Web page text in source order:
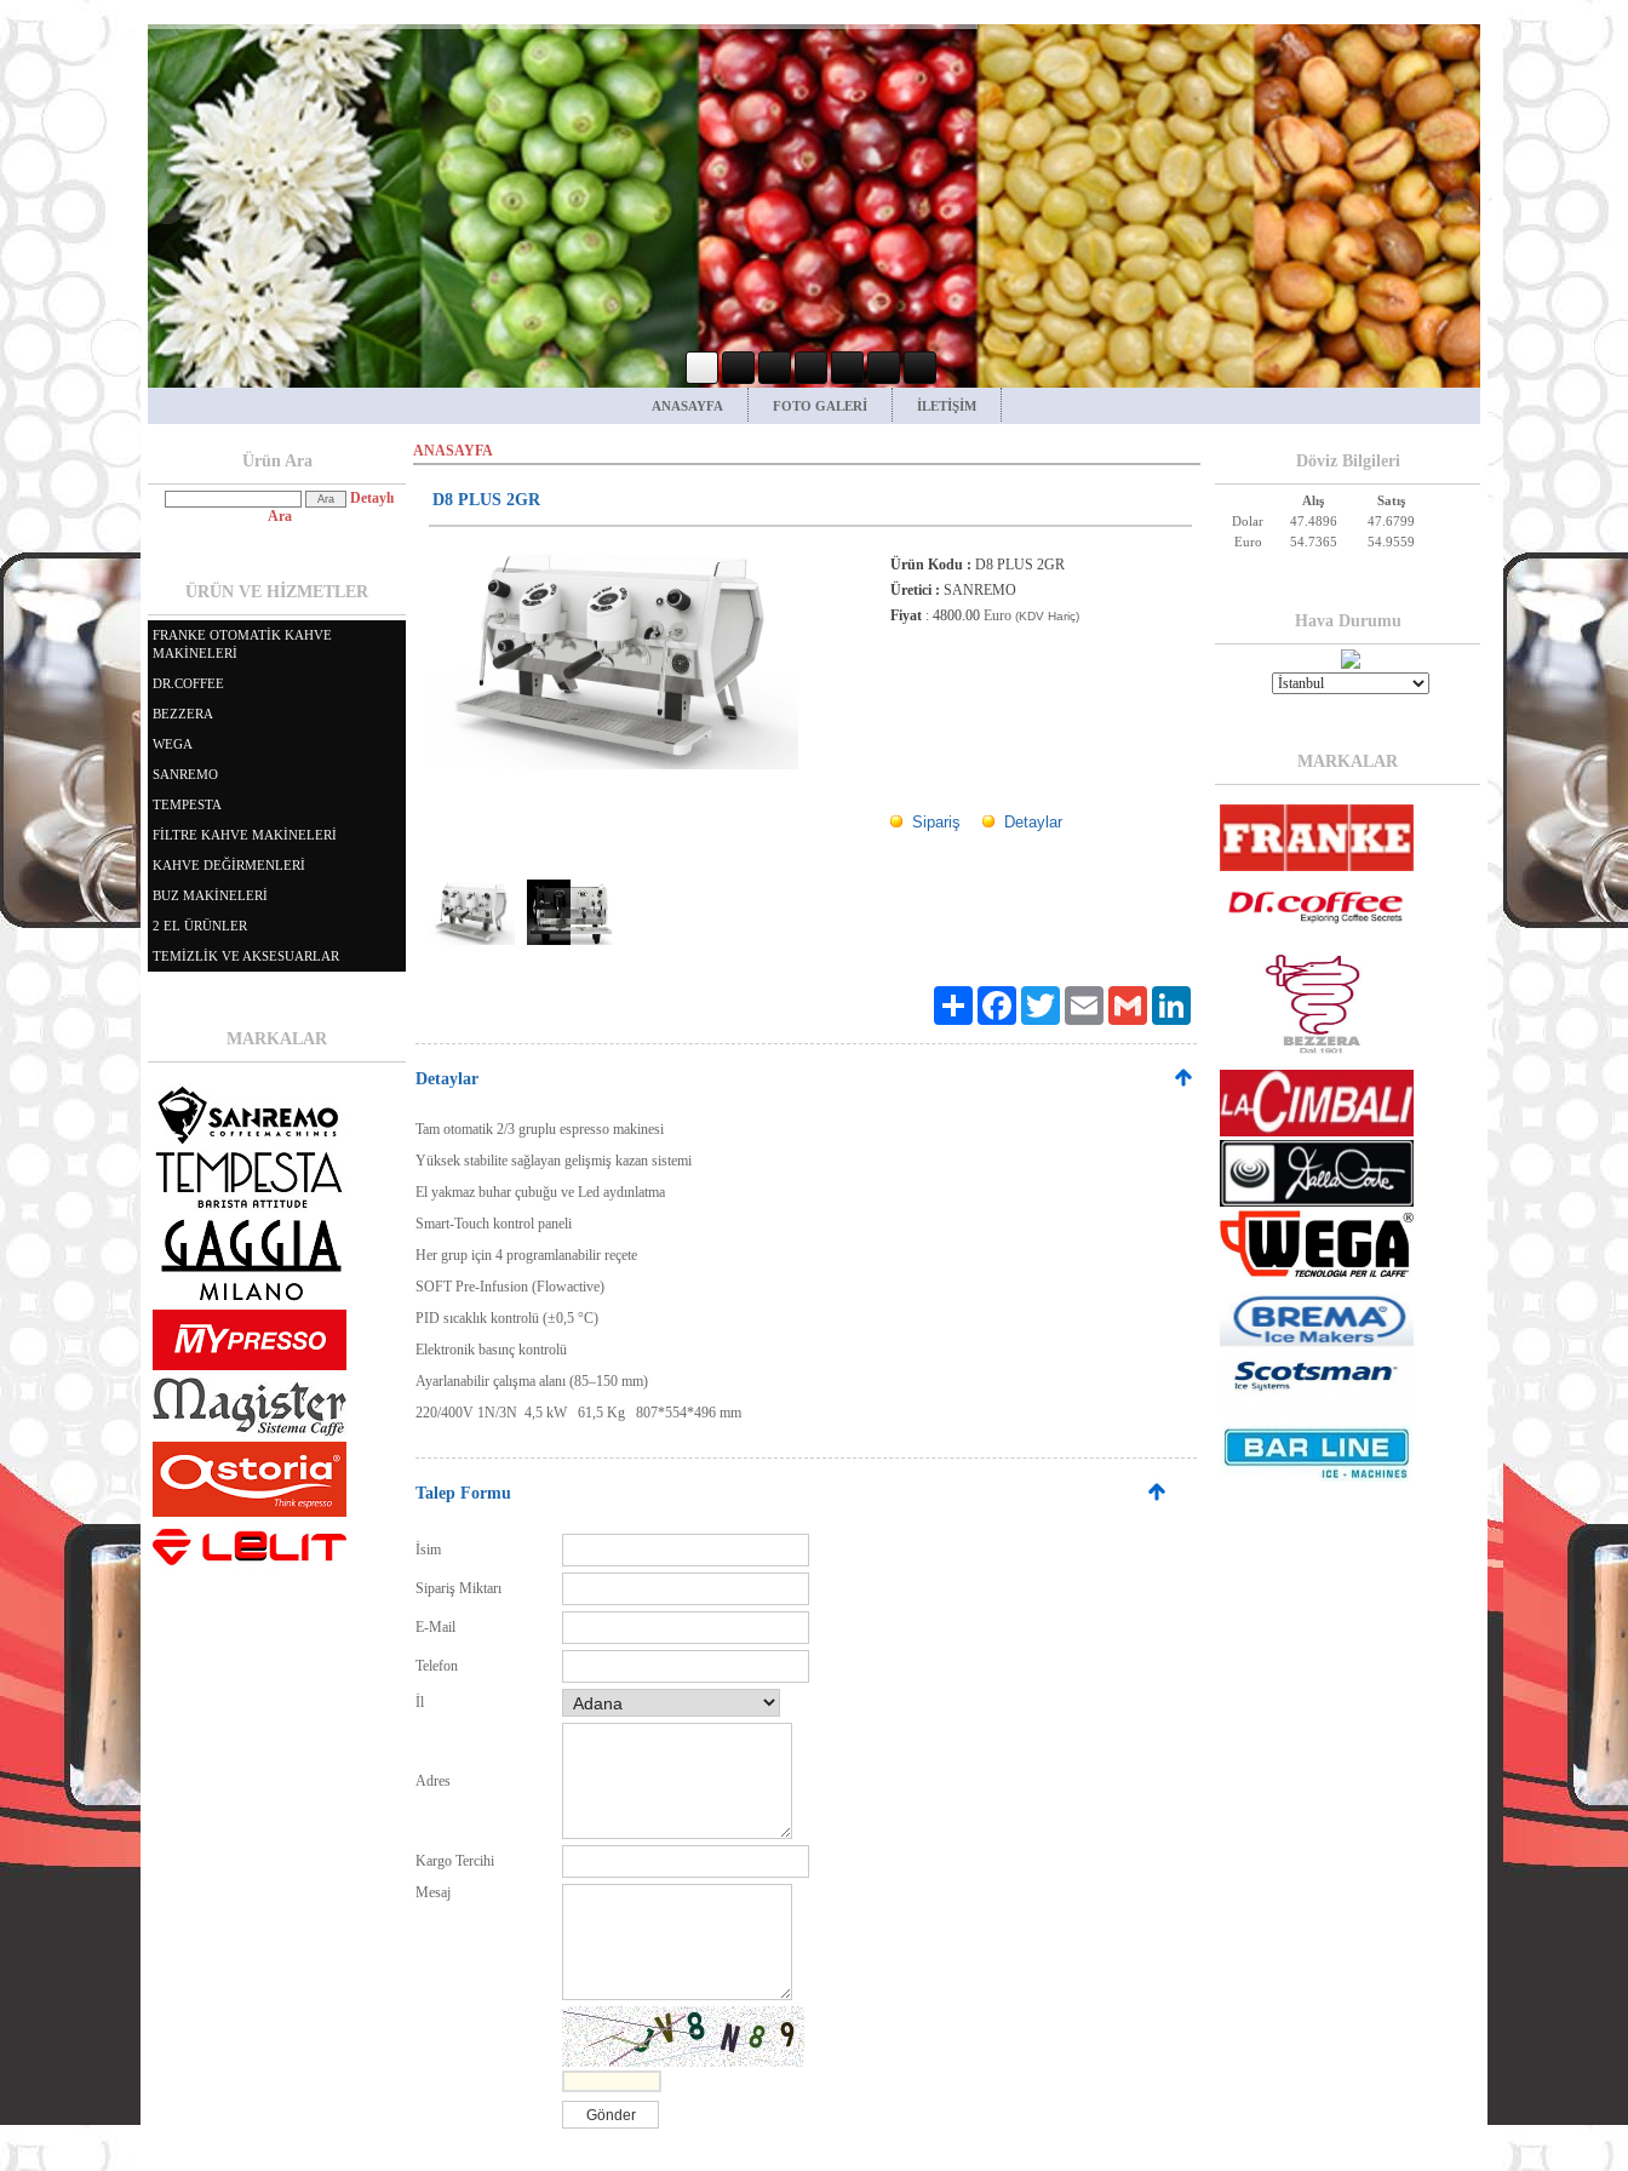
ANASAYFA FOTO GALERİ İLETİŞİM
Ürün Ara
Detaylı
Ara
ÜRÜN VE HİZMETLER
FRANKE OTOMATİK KAHVE
MAKİNELERİ
DR.COFFEE
BEZZERA
WEGA
SANREMO
TEMPESTA
FİLTRE KAHVE MAKİNELERİ
KAHVE DEĞİRMENLERİ
BUZ MAKİNELERİ
2 EL ÜRÜNLER
TEMİZLİK VE AKSESUARLAR
MARKALAR
ANASAYFA
D8 PLUS 2GR
Ürün Kodu : D8 PLUS 2GR
Üretici : SANREMO
Fiyat : 4800.00 Euro (KDV Hariç)
Sipariş Detaylar
Paylaş FacebookTwitter Email Gmail
Detaylar
Tam otomatik 2/3 gruplu espresso makinesi
Yüksek stabilite sağlayan gelişmiş kazan sistemi
El yakmaz buhar çubuğu ve Led aydınlatma
Smart-Touch kontrol paneli
Her grup için 4 programlanabilir reçete
SOFT Pre-Infusion (Flowactive)
PID sıcaklık kontrolü (±0,5 °C)
Elektronik basınç kontrolü
Ayarlanabilir çalışma alanı (85–150 mm)
220/400V 1N/3N 4,5 kW 61,5 Kg 807*554*496 mm
Talep Formu
İsim
Sipariş Miktarı
E-Mail
Telefon
İl
Adres
Kargo Tercihi
Mesaj
Döviz Bilgileri
Alış
Satış
Dolar
47.4896
47.6799
Euro
54.7365 54.9559
Hava Durumu
MARKALAR